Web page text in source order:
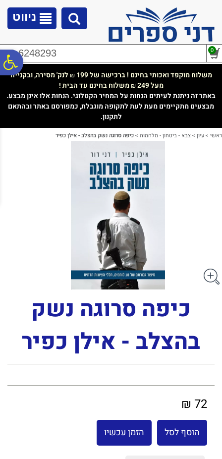
נגישות
ניווט
02-6248293 0
משלוח מוקפד ואכותי בחינם ! ברכישה של 199 ₪ לנק' מסירה, ובקנייה
מעל 249
₪משלוח בחינם עד הבית !
באתר זה ניתנת לעיתים הנחות על המחיר הקטלוגי. הנחות אלו אינן מבצע.
מבצעים מתקיימים מעת לעת לתקופה מוגבלת, כמפורסם באתר ובהתאם
לתקנון.
ראשי >עיון >צבא - ביטחון - מלחמות >כיפה סרוגה נשק בהצלב - אילן כפיר
כיפה סרוגה נשק
בהצלב - אילן כפיר
72 ₪
הוסף לסל הזמן עכשיו